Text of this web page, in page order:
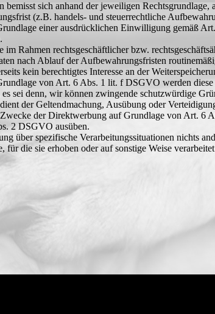
sich anhand der jeweiligen
(z.B. handels- und steuerrechtliche
einer ausdrücklichen Einwilligung gemäß
Rahmen rechtsgeschäftlicher bzw.
nach Ablauf der Aufbewahrungsfristen
kein berechtigtes Interesse an der
von Art. 6 Abs. 1 lit. f DSGVO werden
sei denn, wir können zwingende schutzwürdige
der Geltendmachung, Ausübung oder
der Direktwerbung auf Grundlage von Art. 6
2 DSGVO ausüben.
über spezifische Verarbeitungssituationen nichts
die sie erhoben oder auf sonstige Weise